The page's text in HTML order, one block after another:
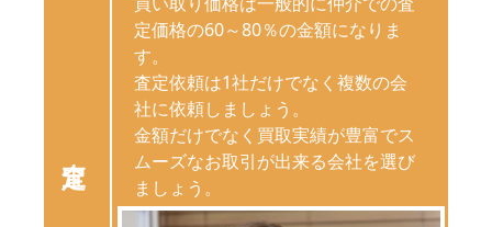
定価格の60～80％の金額になりま
す。
査定依頼は1社だけでなく複数の会
社に依頼しましょう。
金額だけでなく買取実績が豊富でス
ムーズなお取引が出来る会社を選び
ましょう。